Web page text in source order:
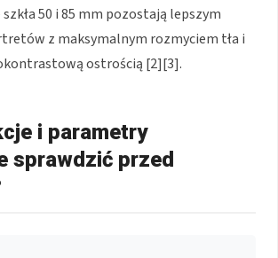
50 i 85 mm pozostają lepszym
z maksymalnym rozmyciem tła i
ostrością [2][3].
i parametry
sprawdzić przed